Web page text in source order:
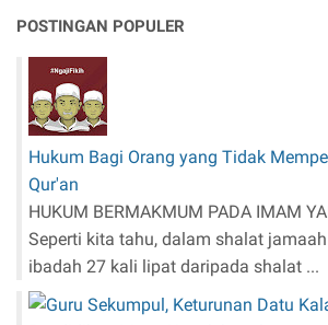
POSTINGAN POPULER
Hukum Bagi Orang yang Tidak
Qur'an
HUKUM BERMAKMUM PADA IMAM
Seperti kita tahu, dalam shalat
ibadah 27 kali lipat daripada shalat ...